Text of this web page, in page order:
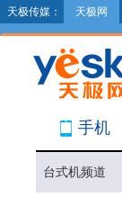
天极传媒： 天极网
手机
台式机频道